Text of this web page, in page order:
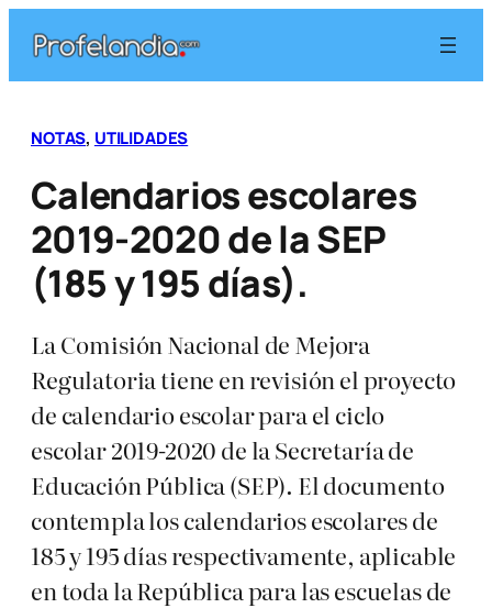
contenido
NOTAS, UTILIDADES
Calendarios escolares
2019-2020 de la SEP
(185 y 195 días).
La Comisión Nacional de Mejora
Regulatoria tiene en revisión el proyecto
de calendario escolar para el ciclo
escolar 2019-2020 de la Secretaría de
Educación Pública (SEP). El documento
contempla los calendarios escolares de
185 y 195 días respectivamente, aplicable
en toda la República para las escuelas de